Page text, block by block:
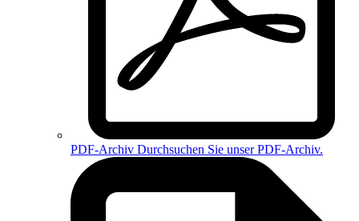
PDF-Archiv Durchsuchen Sie unser PDF-Archiv.